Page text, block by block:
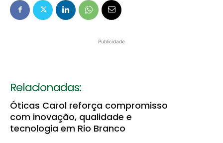
Publicidade
Relacionadas:
Óticas Carol reforça compromisso
com inovação, qualidade e
tecnologia em Rio Branco